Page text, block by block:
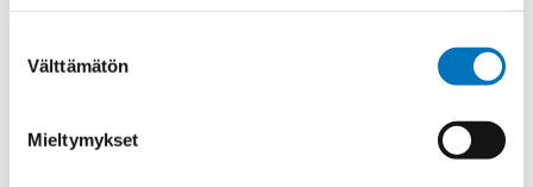
valinta
Välttämätön
Mieltymykset
PVC UL/CSA 4X0,34 (AWG22)
Ketjukaapeli KAWEFLEX 6310 SK-